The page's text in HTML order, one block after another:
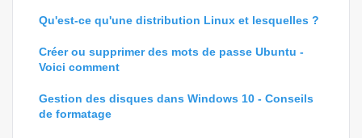
Qu'est-ce qu'une distribution Linux et lesquelles ?
Créer ou supprimer des mots de passe Ubuntu -
Voici comment
Gestion des disques dans Windows 10 - Conseils
de formatage